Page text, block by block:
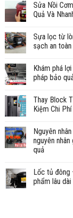
Sửa Nồi
Quả Và
Sựa lọc từ
sạch an toàn
Khám phá
pháp bảo
Thay Block
Kiệm Chi
Nguyên
nguyên
quả
Lốc tủ đông
phẩm lâu